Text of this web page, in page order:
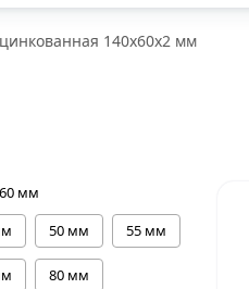
140х60х2 мм
60 мм
50 мм 55 мм
80 мм